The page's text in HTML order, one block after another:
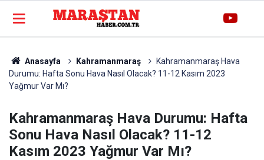
Anasayfa Kahramanmaraş
Kahramanmaraş Hava
Durumu: Hafta Sonu Hava Nasıl Olacak? 11-12 Kasım 2023
Yağmur Var Mı?
Kahramanmaraş Hava Durumu: Hafta
Sonu Hava Nasıl Olacak? 11-12
Kasım 2023 Yağmur Var Mı?